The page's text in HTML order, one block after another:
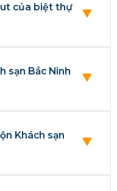
của biệt thự
sạn Bắc Ninh
Khách sạn